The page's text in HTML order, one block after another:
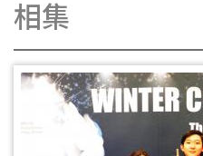
連
結
相集